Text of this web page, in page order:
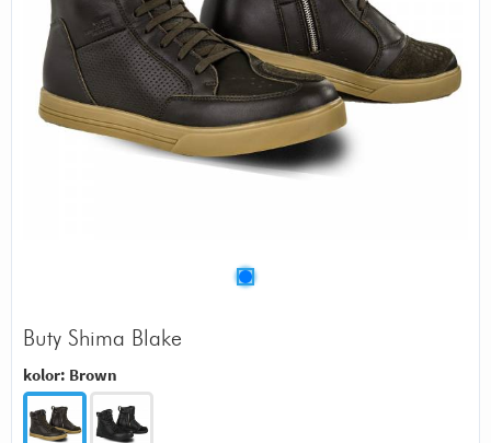
Buty Shima Blake
kolor: Brown